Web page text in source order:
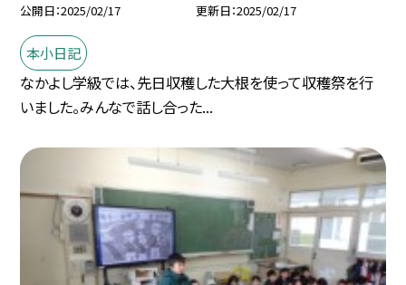
公開日 2025/02/17 更新日 2025/02/17
本小日記
なかよし学級では、先日収穫した大根を使って収穫祭を行
いました。みんなで話し合った...